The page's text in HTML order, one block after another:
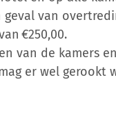
geval van
€250,00.
van de kamers
er wel gerookt